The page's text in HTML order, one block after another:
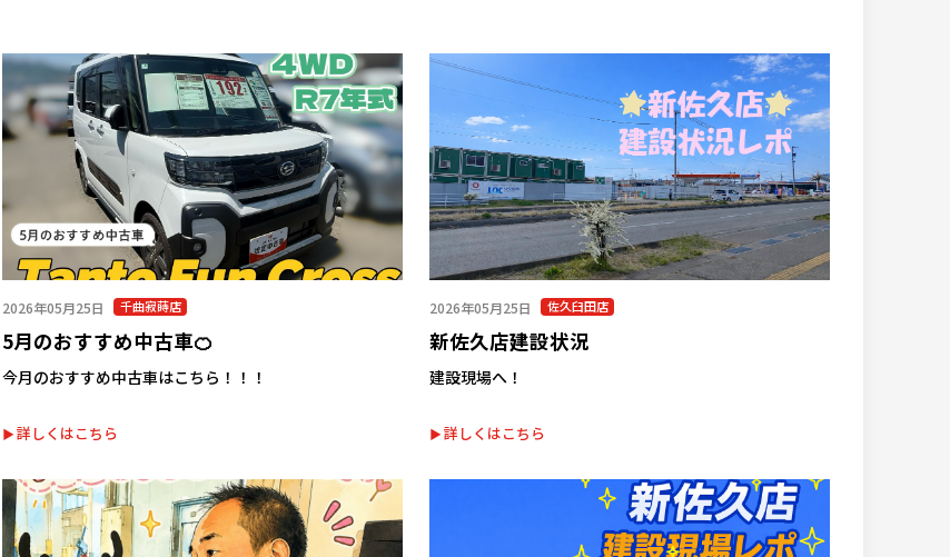
2026年05月25日 千曲寂蒔店
5月のおすすめ中古車🍊
今月のおすすめ中古車はこちら！！！
詳しくはこちら
2026年05月25日 佐久臼田店
新佐久店建設状況
建設現場へ！
詳しくはこちら